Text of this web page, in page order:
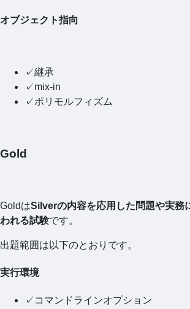
オブジェクト指向
✓継承
✓mix-in
✓ポリモルフィズム
Gold
GoldはSilverの内容を応用した問題や実務
われる試験です。
出題範囲は以下のとおりです。
実行環境
✓コマンドラインオプション